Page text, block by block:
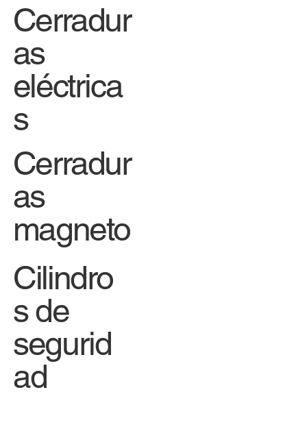
Cerradur
as
eléctrica
s
Cerradur
as
magneto
Cilindro
s de
segurid
ad